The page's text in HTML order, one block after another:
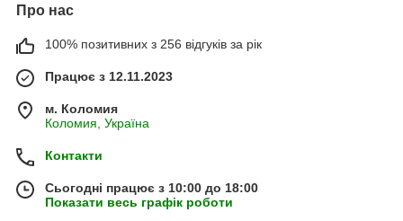
Про нас
100% позитивних з 256 відгуків за рік
Працює з 12.11.2023
м. Коломия
Коломия, Україна
Контакти
Сьогодні працює з 10:00 до 18:00
Показати весь графік роботи